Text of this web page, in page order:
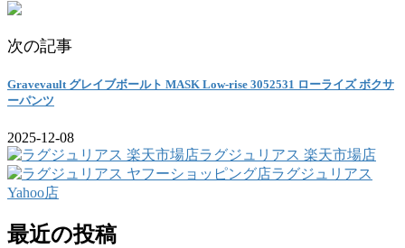
次の記事
Gravevault グレイブボールト MASK Low-rise 3052531 ローライズ ボクサ
ーパンツ
2025-12-08
ラグジュリアス 楽天市場店
ラグジュリアス
Yahoo店
最近の投稿